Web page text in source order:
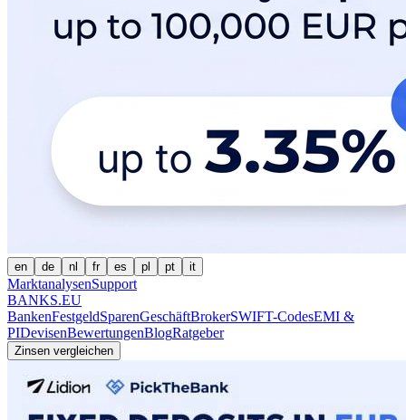
en de nl fr es pl pt it
MarktanalysenSupport
BANKS.EU
BankenFestgeldSparenGeschäftBrokerSWIFT-CodesEMI &
PIDevisenBewertungenBlogRatgeber
Zinsen vergleichen